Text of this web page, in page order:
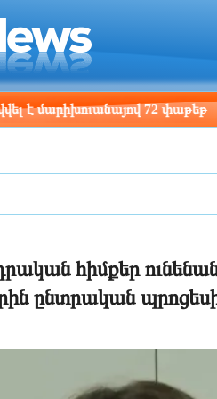
72 փաթեթ
հիմքեր
ընտրական